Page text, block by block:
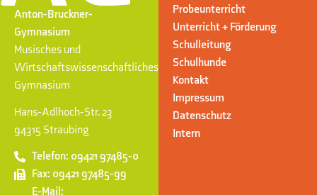
Anton-Bruckner-
Gymnasium
Musisches und
Wirtschaftswissenschaftliches
Gymnasium
Hans-Adlhoch-Str. 23
94315 Straubing
Telefon: 09421 97485-0
Fax: 09421 97485-99
E-Mail:
Probeunterricht
Unterricht + Förderung
Schulleitung
Schulhunde
Kontakt
Impressum
Datenschutz
Intern